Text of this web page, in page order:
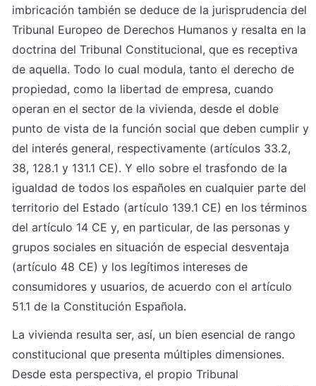
imbricación también se deduce de la jurisprudencia del
Tribunal Europeo de Derechos Humanos y resalta en la
doctrina del Tribunal Constitucional, que es receptiva
de aquella. Todo lo cual modula, tanto el derecho de
propiedad, como la libertad de empresa, cuando
operan en el sector de la vivienda, desde el doble
punto de vista de la función social que deben cumplir y
del interés general, respectivamente (artículos 33.2,
38, 128.1 y 131.1 CE). Y ello sobre el trasfondo de la
igualdad de todos los españoles en cualquier parte del
territorio del Estado (artículo 139.1 CE) en los términos
del artículo 14 CE y, en particular, de las personas y
grupos sociales en situación de especial desventaja
(artículo 48 CE) y los legítimos intereses de
consumidores y usuarios, de acuerdo con el artículo
51.1 de la Constitución Española.
La vivienda resulta ser, así, un bien esencial de rango
constitucional que presenta múltiples dimensiones.
Desde esta perspectiva, el propio Tribunal